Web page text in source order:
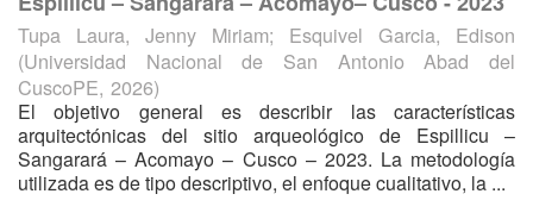
Tupa Laura, Jenny Miriam; Esquivel Garcia, Edison
(Universidad Nacional de San Antonio Abad del
CuscoPE, 2026)
El objetivo general es describir las características
arquitectónicas del sitio arqueológico de Espillicu –
Sangarará – Acomayo – Cusco – 2023. La metodología
utilizada es de tipo descriptivo, el enfoque cualitativo, la ...